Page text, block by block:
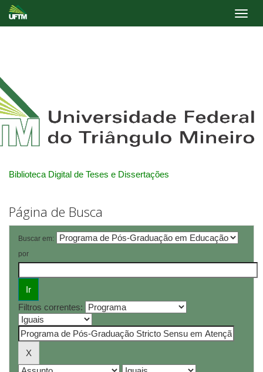
Biblioteca Digital de Teses e Dissertações
Página de Busca
Buscar em:
por
Filtros correntes: